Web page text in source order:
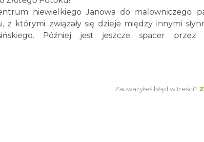
niewielkiego Janowa do malowniczego
którymi związały się dzieje między innymi
Później jest jeszcze spacer przez
Zauważyłeś błąd w treści?